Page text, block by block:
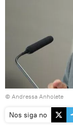
© Andressa Anholete
Nos siga no